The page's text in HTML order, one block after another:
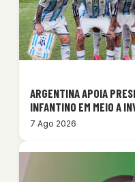
ARGENTINA APOIA
INFANTINO EM MEIO A
7 Ago 2026